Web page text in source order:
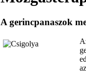
A gerincpanaszok